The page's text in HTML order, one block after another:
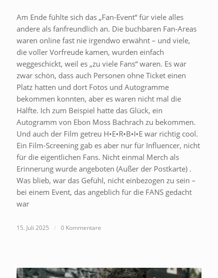
Am Ende fühlte sich das „Fan-Event“ für viele alles
andere als fanfreundlich an. Die buchbaren Fan-Areas
waren online fast nie irgendwo erwähnt – und viele,
die voller Vorfreude kamen, wurden einfach
weggeschickt, weil es „zu viele Fans“ waren. Es war
zwar schön, dass auch Personen ohne Ticket einen
Platz hatten und dort Fotos und Autogramme
bekommen konnten, aber es waren nicht mal die
Hälfte. Ich zum Beispiel hatte das Glück, ein
Autogramm von Ebon Moss Bachrach zu bekommen.
Und auch der Film getreu H•E•R•B•I•E war richtig cool.
Ein Film-Screening gab es aber nur für Influencer, nicht
für die eigentlichen Fans. Nicht einmal Merch als
Erinnerung wurde angeboten (Außer der Postkarte) .
Was blieb, war das Gefühl, nicht einbezogen zu sein –
bei einem Event, das angeblich für die FANS gedacht
war
15. Juli 2025 / 0 Kommentare